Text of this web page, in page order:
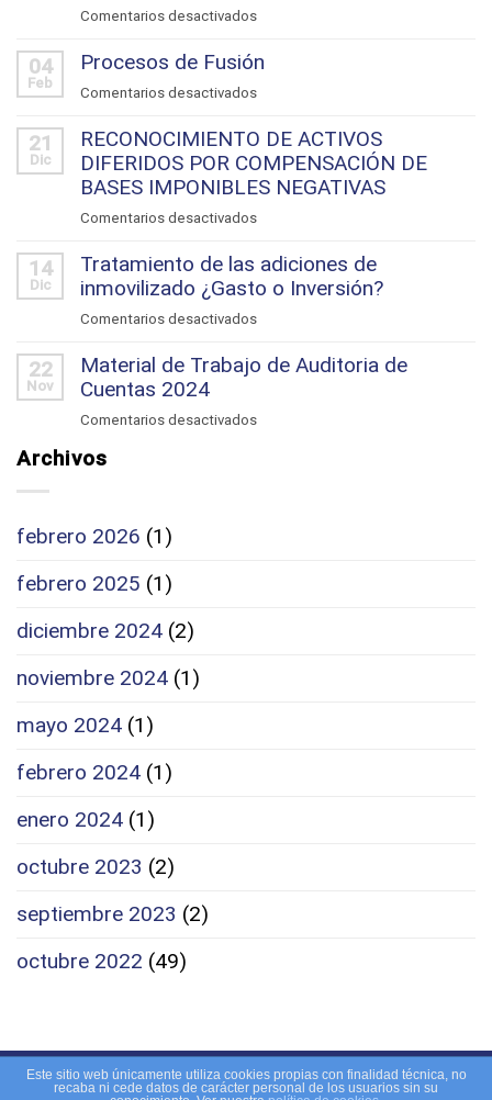
Comentarios desactivadosen
de
Complementarias
y
Rectificativas
04
Feb
Procesos de Fusión
Comentarios desactivadosen
de
Fusión
21
Dic
RECONOCIMIENTO DE ACTIVOS
DIFERIDOS POR COMPENSACIÓN DE
BASES IMPONIBLES NEGATIVAS
Comentarios desactivadosen
DE
ACTIVOS
COMPENSACIÓN
IMPONIBLES
14
Dic
Tratamiento de las adiciones de
inmovilizado ¿Gasto o Inversión?
Comentarios desactivadosen
de
22
Nov
Material de Trabajo de Auditoria de
Cuentas 2024
Comentarios desactivadosen
Archivos
febrero 2026 (1)
febrero 2025 (1)
diciembre 2024 (2)
noviembre 2024 (1)
mayo 2024 (1)
febrero 2024 (1)
enero 2024 (1)
octubre 2023 (2)
septiembre 2023 (2)
octubre 2022 (49)
Copyright 2026 © -Aviso Legal, RGPD - Política de
Este sitio web únicamente utiliza cookies propias con finalidad técnica, no
recaba ni cede datos de carácter personal de los usuarios sin su